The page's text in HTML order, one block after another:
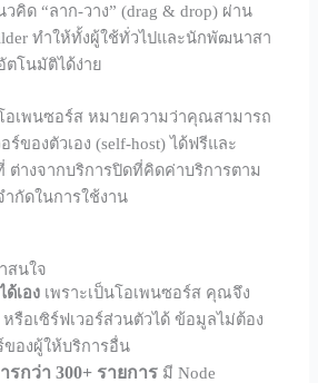
คิด “ลาก-วาง” (drag & drop) ผ่าน
ทำให้ทั้งผู้ใช้ทั่วไปและนักพัฒนาสา
ตโนมัติได้ง่าย
อเพนซอร์ส หมายความว่าคุณสามารถ
ร์ของตัวเอง (self-host) ได้ฟรีและ
ต่างจากบริการปิดที่คิดค่าบริการตาม
กัดในการใช้งาน
สนใจ
เอง เพราะเป็นโอเพนซอร์ส คุณจึง
รือเซิร์ฟเวอร์ส่วนตัวได้ ข้อมูลไม่ต้อง
ของผู้ให้บริการอื่น
รกว่า 300+ รายการ มี Node